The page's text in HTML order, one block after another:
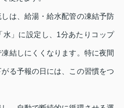
は、給湯・給水配管の凍結予防
水」に設定し、1分あたりコップ
結しにくくなります。特に夜間
る予報の日には、この習慣をつ